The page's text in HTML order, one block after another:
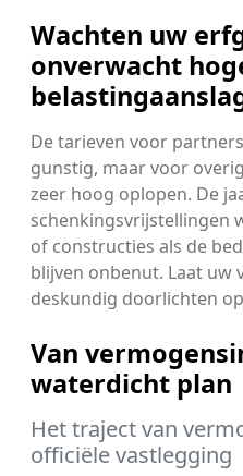
Wachten uw
onverwacht
De tarieven voor
gunstig, maar voor
zeer hoog oplopen. De
schenkingsvrijstellingen
of constructies als de
blijven onbenut. Laat uw
deskundig doorlichten
Van
waterdicht plan
Het traject van
officiële vastlegging